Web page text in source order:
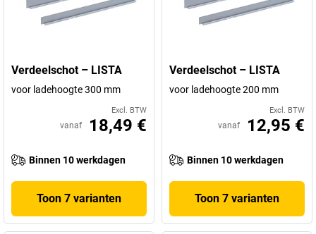
Verdeelschot – LISTA
voor ladehoogte 300 mm
Excl. BTW
vanaf 18,49 €
Binnen 10 werkdagen
Toon 7 varianten
Verdeelschot – LISTA
voor ladehoogte 200 mm
Excl. BTW
vanaf 12,95 €
Binnen 10 werkdagen
Toon 7 varianten